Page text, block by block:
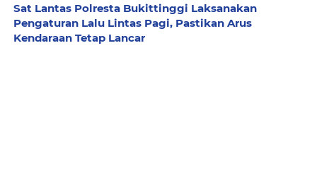
Sat Lantas Polresta Bukittinggi Laksanakan
Pengaturan Lalu Lintas Pagi, Pastikan Arus
Kendaraan Tetap Lancar